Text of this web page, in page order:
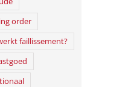
order
faillissement?